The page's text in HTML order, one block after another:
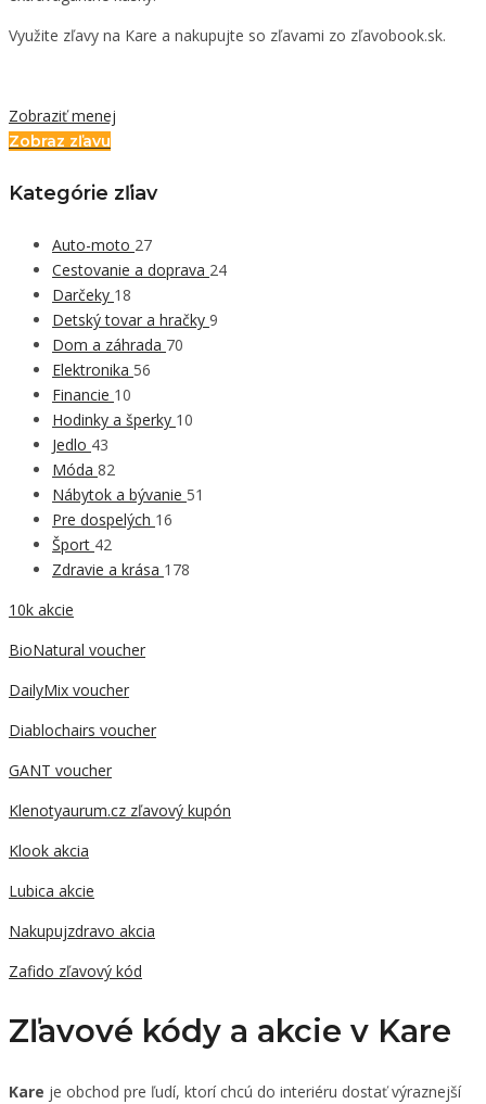
Využite zľavy na Kare a nakupujte so zľavami zo zľavobook.sk.
Zobraziť menej
Zobraz zľavu
Kategórie zľiav
Auto-moto 27
Cestovanie a doprava 24
Darčeky 18
Detský tovar a hračky 9
Dom a záhrada 70
Elektronika 56
Financie 10
Hodinky a šperky 10
Jedlo 43
Móda 82
Nábytok a bývanie 51
Pre dospelých 16
Šport 42
Zdravie a krása 178
10k akcie
BioNatural voucher
DailyMix voucher
Diablochairs voucher
GANT voucher
Klenotyaurum.cz zľavový kupón
Klook akcia
Lubica akcie
Nakupujzdravo akcia
Zafido zľavový kód
Zľavové kódy a akcie v Kare
Kare je obchod pre ľudí, ktorí chcú do interiéru dostať výraznejší